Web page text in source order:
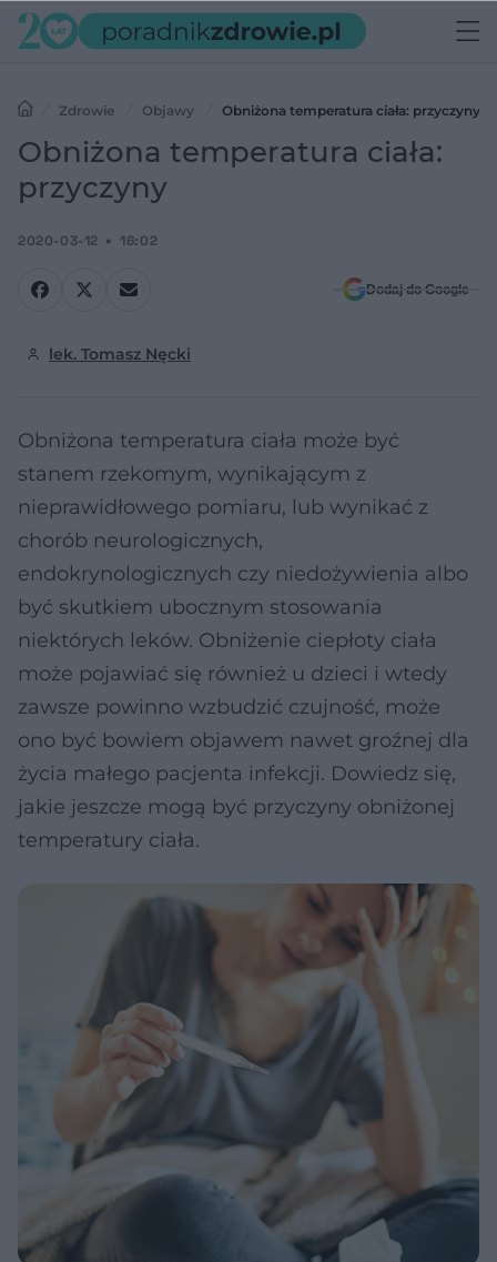
Zdrowie Objawy Obniżona temperatura ciała: przyczyny
Obniżona temperatura ciała:
przyczyny
2020-03-12 16:02
Dodaj do Google
lek. Tomasz Nęcki
Obniżona temperatura ciała może być
stanem rzekomym, wynikającym z
nieprawidłowego pomiaru, lub wynikać z
chorób neurologicznych,
endokrynologicznych czy niedożywienia albo
być skutkiem ubocznym stosowania
niektórych leków. Obniżenie ciepłoty ciała
może pojawiać się również u dzieci i wtedy
zawsze powinno wzbudzić czujność, może
ono być bowiem objawem nawet groźnej dla
życia małego pacjenta infekcji. Dowiedz się,
jakie jeszcze mogą być przyczyny obniżonej
temperatury ciała.